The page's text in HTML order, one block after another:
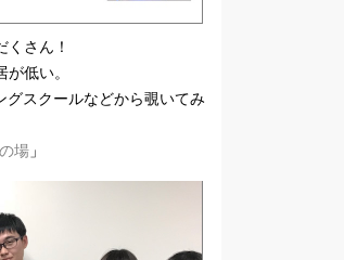
さん！
低い。
グスクールなどから覗いてみ
場 」